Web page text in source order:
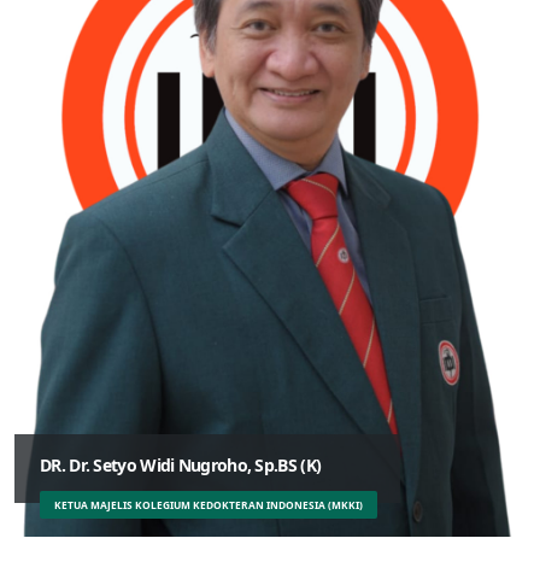
DR. Dr. Setyo Widi Nugroho, Sp.BS (K)
KETUA MAJELIS KOLEGIUM KEDOKTERAN INDONESIA (MKKI)